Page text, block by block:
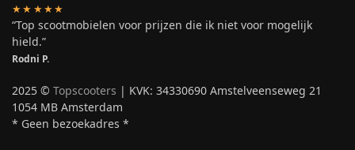
★★★★★
“Top scootmobielen voor prijzen die ik niet voor mogelijk
hield.”
Rodni P.
2025 © Topscooters | KVK: 34330690 Amstelveenseweg 21
1054 MB Amsterdam
* Geen bezoekadres *